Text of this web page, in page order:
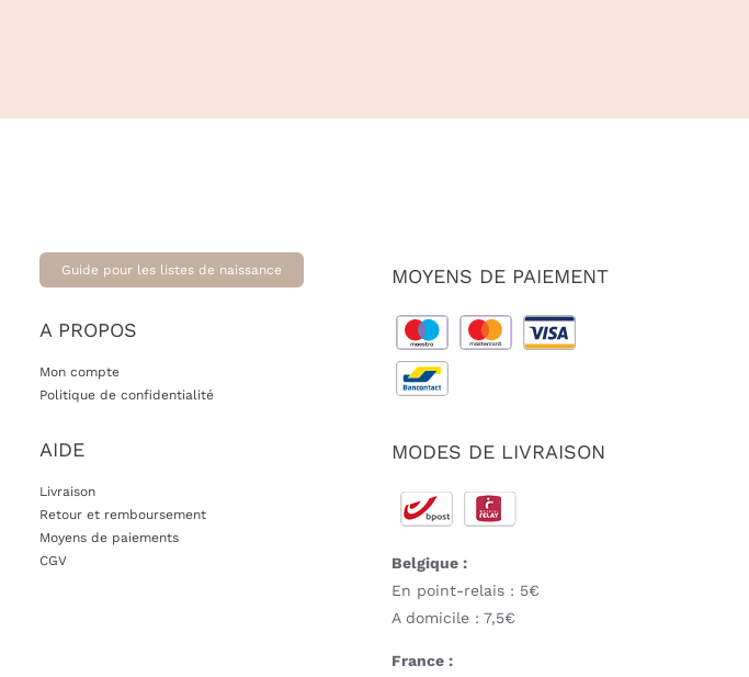
Guide pour les listes de naissance
A PROPOS
Mon compte
Politique de confidentialité
AIDE
Livraison
Retour et remboursement
Moyens de paiements
CGV
MOYENS DE PAIEMENT
MODES DE LIVRAISON
Belgique :
En point-relais : 5€
A domicile : 7,5€
France :